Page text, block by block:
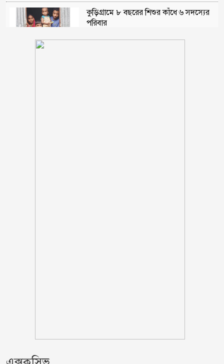
কুড়িগ্রামে ৮ বছরের শিশুর কাঁধে ৬ সদস্যের
পরিবার